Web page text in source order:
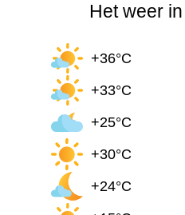
Het weer
+36°C
+33°C
+25°C
+30°C
+24°C